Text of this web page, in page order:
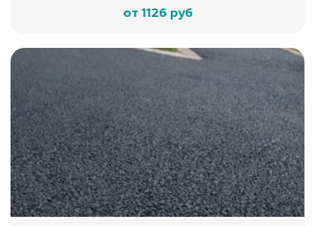
от 1126 руб